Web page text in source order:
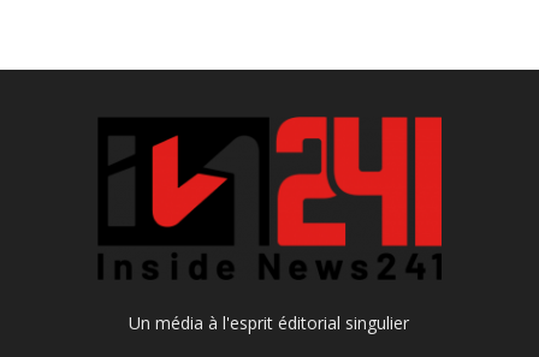
Un média à l'esprit éditorial singulier